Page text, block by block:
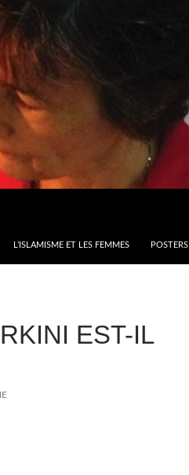
L’ISLAMISME ET LES FEMMES POSTERS
EST-IL